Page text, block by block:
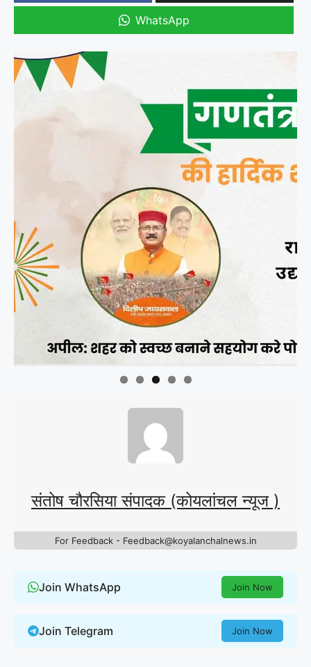
WhatsApp
संतोष चौरसिया संपादक (कोयलांचल न्यूज )
For Feedback - Feedback@koyalanchalnews.in
Join WhatsApp Join Now
Join Telegram Join Now